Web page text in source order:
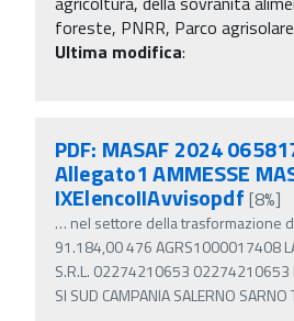
foreste, PNRR, Parco agrisolare
Ultima modifica:
PDF: MASAF 2024
Allegato1 AMMESSE
IXElencoIIAvvisopdf [8%]
… nel settore della trasformazione
91.184,00 476 AGRS1000017408
S.R.L. 02274210653
SI SUD CAMPANIA SALERNO